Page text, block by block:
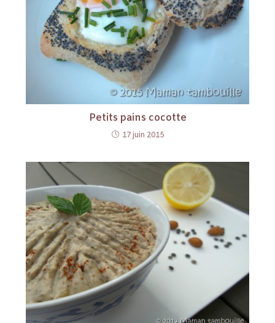
Petits pains cocotte
17 juin 2015